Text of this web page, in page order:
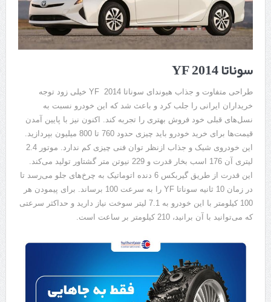
سوناتا 2014 YF
طراحی متفاوت و جذاب هیوندای سوناتا 2014 YF خیلی زود توجه
خریداران ایرانی را جلب کرد و باعث شد که این خودرو نسبت به
نسل‌های قبلی خود فروش بهتری را تجربه کند. اکنون نیز با پایین آمدن
قیمت‌ها برای خرید خودرو باید چیزی حدود 760 تا 800 میلیون بپردازید.
این خودروی شیک و جذاب ازنظر توان فنی چیزی کم ندارد. موتور 2.4
لیتری آن 176 اسب بخار قدرت و 229 نیوتن متر گشتاور تولید می‌کند.
این قدرت از طریق گیربکس 6 دنده اتوماتیک به چرخ‌های جلو می‌رسد تا
در زمان 10 ثانیه سوناتا YF را به سرعت 100 برساند. برای پیمودن هر
100 کیلومتر با این خودرو به 7.1 لیتر سوخت نیاز دارید و حداکثر سرعتی
که می‌توانید با آن برانید، 210 کیلومتر بر ساعت است.